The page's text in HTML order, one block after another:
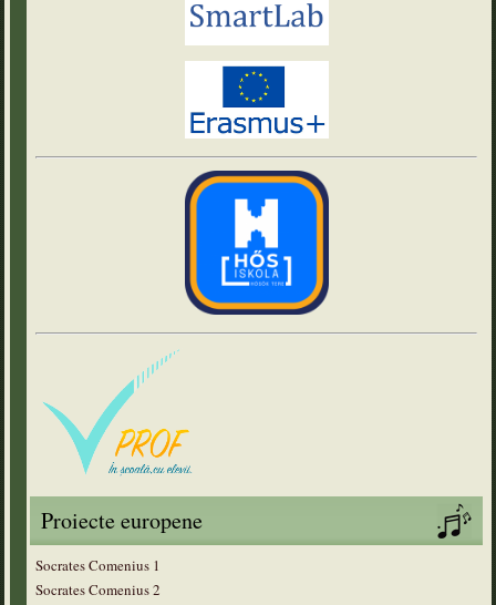
Proiecte europene
Socrates Comenius 1
Socrates Comenius 2